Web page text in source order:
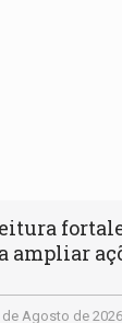
ampliar
de Agosto de